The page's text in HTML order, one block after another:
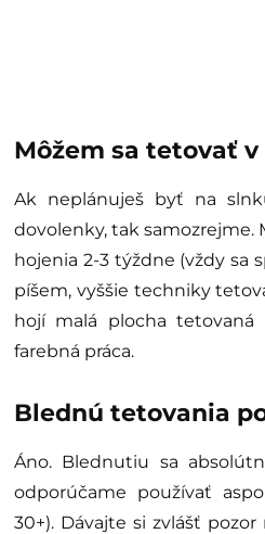
Môžem sa tetovať v
Ak neplánuješ byť na
dovolenky, tak samozrejme.
hojenia 2-3 týždne (vždy sa
píšem, vyššie techniky
hojí malá plocha
farebná práca.
Blednú tetovania
Áno. Blednutiu sa
odporúčame používať
30+). Dávajte si zvlášť